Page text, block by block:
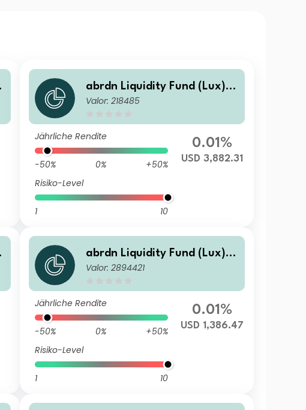
abrdn Liquidity Fund (Lux) -
US Dollar Fund A-2 Acc USD
Valor: 218485
Jährliche Rendite
-50% 0%
+50%
Risiko-Level
1 10
0.01%
USD 3,882.31
abrdn Liquidity Fund (Lux) -
US Dollar Fund J-2 Acc USD
Valor: 2894421
Jährliche Rendite
-50% 0%
+50%
Risiko-Level
1 10
0.01%
USD 1,386.47